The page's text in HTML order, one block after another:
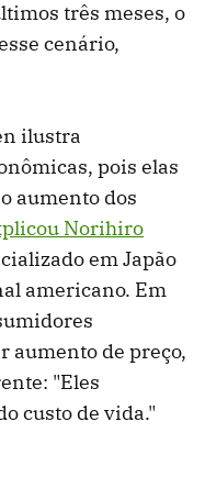
três meses, o
cenário,
ilustra
pois elas
aumento dos
Norihiro
em Japão
americano. Em
aumento de preço,
"Eles
custo de vida."